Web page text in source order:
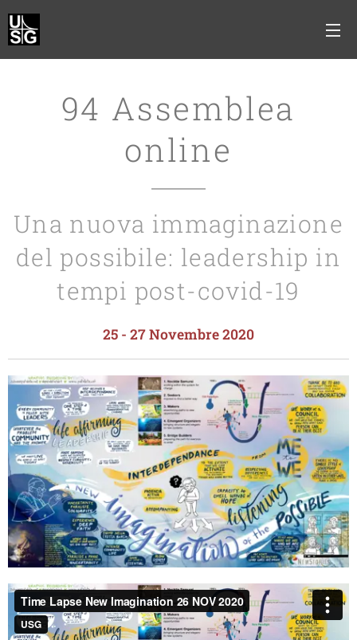
94 Assemblea
online
Una nuova immaginazione
del possibile: leadership in
tempi post-covid-19
25 - 27 Novembre 2020